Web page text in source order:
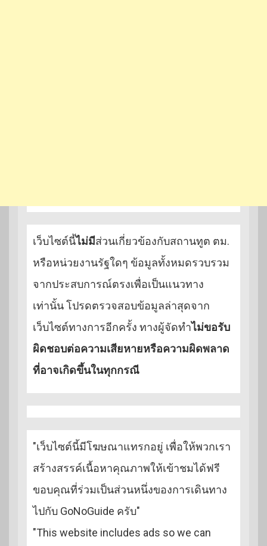
เว็บไซต์นี้ไม่มีส่วนเกี่ยวข้องกับสถานทูต ตม.
หรือหน่วยงานรัฐใดๆ ข้อมูลทั้งหมดรวบรวม
จากประสบการณ์ตรงเพื่อเป็นแนวทาง
เท่านั้น โปรดตรวจสอบข้อมูลล่าสุดจาก
เว็บไซต์ทางการอีกครั้ง ทางผู้จัดทำไม่ขอรับ
ผิดชอบต่อความเสียหายหรือความผิดพลาด
ที่อาจเกิดขึ้นในทุกกรณี
"เว็บไซต์นี้มีโฆษณาแทรกอยู่ เพื่อให้พวกเรา
สร้างสรรค์เนื้อหาคุณภาพให้เข้าชมได้ฟรี
ขอบคุณที่ร่วมเป็นส่วนหนึ่งของการเดินทาง
ไปกับ GoNoGuide ครับ"
"This website includes ads so we can